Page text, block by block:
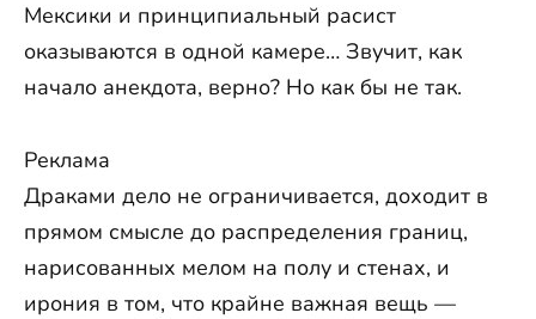
Мексики и принципиальный расист
оказываются в одной камере… Звучит, как
начало анекдота, верно? Но как бы не так.
Реклама
Драками дело не ограничивается, доходит в
прямом смысле до распределения границ,
нарисованных мелом на полу и стенах, и
ирония в том, что крайне важная вещь —